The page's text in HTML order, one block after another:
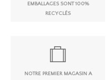
EMBALLAGES SONT 100%
RECYCLÉS
NOTRE PREMIER MAGASIN A